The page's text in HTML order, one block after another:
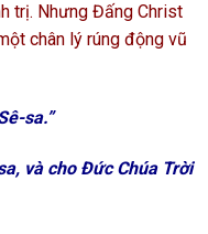
trị. Nhưng Đấng Christ
chân lý rúng động vũ
sa.”
và cho Đức Chúa Trời